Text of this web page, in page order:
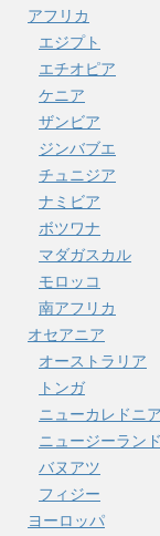
アフリカ
エジプト
エチオピア
ケニア
ザンビア
ジンバブエ
チュニジア
ナミビア
ボツワナ
マダガスカル
モロッコ
南アフリカ
オセアニア
オーストラリア
トンガ
ニューカレドニア
ニュージーランド
バヌアツ
フィジー
ヨーロッパ